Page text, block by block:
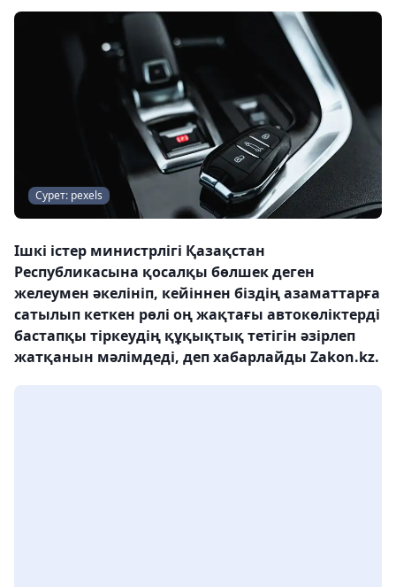
Сурет: pexels
Ішкі істер министрлігі Қазақстан
Республикасына қосалқы бөлшек деген
желеумен әкелініп, кейіннен біздің азаматтарға
сатылып кеткен рөлі оң жақтағы автокөліктерді
бастапқы тіркеудің құқықтық тетігін әзірлеп
жатқанын мәлімдеді, деп хабарлайды Zakon.kz.